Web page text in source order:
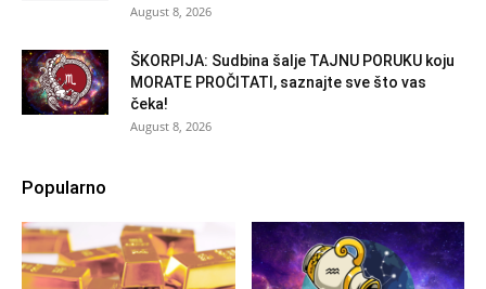
August 8, 2026
ŠKORPIJA: Sudbina šalje TAJNU PORUKU koju
MORATE PROČITATI, saznajte sve što vas
čeka!
August 8, 2026
Popularno